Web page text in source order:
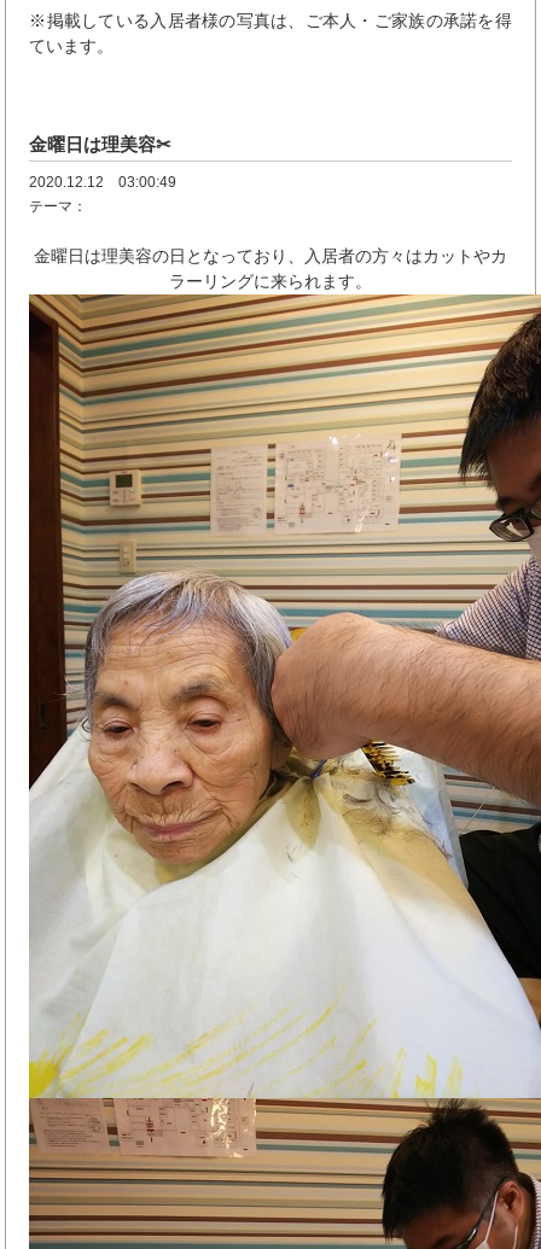
※掲載している入居者様の写真は、ご本人・ご家族の承諾を得
ています。
金曜日は理美容✂
2020.12.12 03:00:49
テーマ：
金曜日は理美容の日となっており、入居者の方々はカットやカ
ラーリングに来られます。